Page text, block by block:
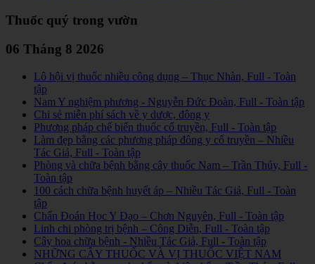
Thuốc quý trong vườn
06 Tháng 8 2026
Lô hội vị thuốc nhiều công dụng – Thục Nhàn, Full - Toàn
tập
Nam Y nghiệm phương - Nguyễn Đức Đoàn, Full - Toàn tập
Chi sẻ miễn phí sách về y dược, đông y
Phương pháp chế biến thuốc cổ truyền, Full - Toàn tập
Làm đẹp bằng các phương pháp đông y cổ truyền – Nhiều
Tác Giả, Full - Toàn tập
Phòng và chữa bệnh bằng cây thuốc Nam – Trần Thúy, Full -
Toàn tập
100 cách chữa bệnh huyết áp – Nhiều Tác Giả, Full - Toàn
tập
Chẩn Đoán Học Y Đạo – Chơn Nguyên, Full - Toàn tập
Linh chi phòng trị bệnh – Công Diễn, Full - Toàn tập
Cây hoa chữa bệnh - Nhiều Tác Giả, Full - Toàn tập
NHỮNG CÂY THUỐC VÀ VỊ THUỐC VIỆT NAM